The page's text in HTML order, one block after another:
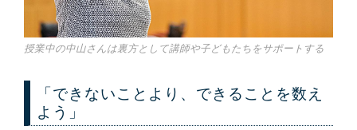
授業中の中山さんは裏方として講師や子どもたちをサポートする
「できないことより、できることを数え
よう」